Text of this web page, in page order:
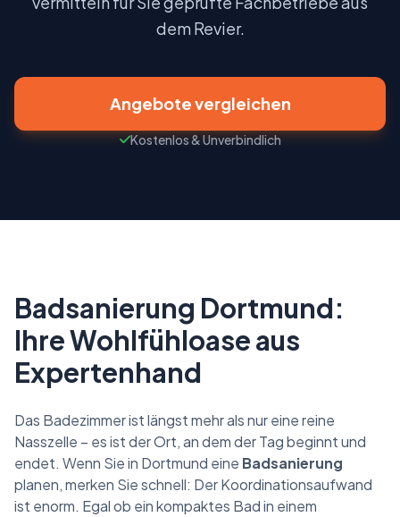
dem Revier.
Angebote vergleichen
Kostenlos & Unverbindlich
Badsanierung Dortmund:
Ihre Wohlfühloase aus
Expertenhand
Das Badezimmer ist längst mehr als nur eine reine
Nasszelle – es ist der Ort, an dem der Tag beginnt und
endet. Wenn Sie in Dortmund eine Badsanierung
planen, merken Sie schnell: Der Koordinationsaufwand
ist enorm. Egal ob ein kompaktes Bad in einem